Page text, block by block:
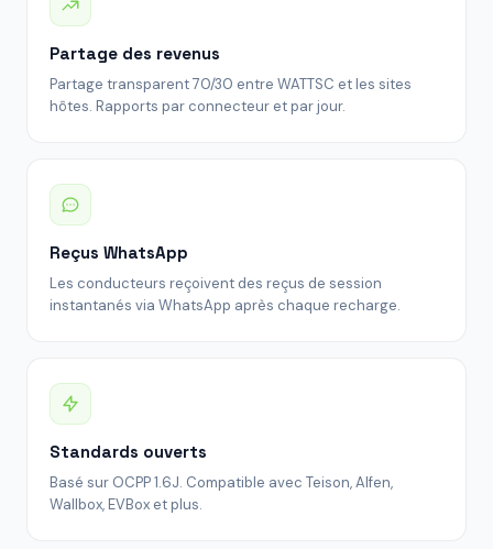
Partage des revenus
Partage transparent 70/30 entre WATTSC et les sites
hôtes. Rapports par connecteur et par jour.
Reçus WhatsApp
Les conducteurs reçoivent des reçus de session
instantanés via WhatsApp après chaque recharge.
Standards ouverts
Basé sur OCPP 1.6J. Compatible avec Teison, Alfen,
Wallbox, EVBox et plus.